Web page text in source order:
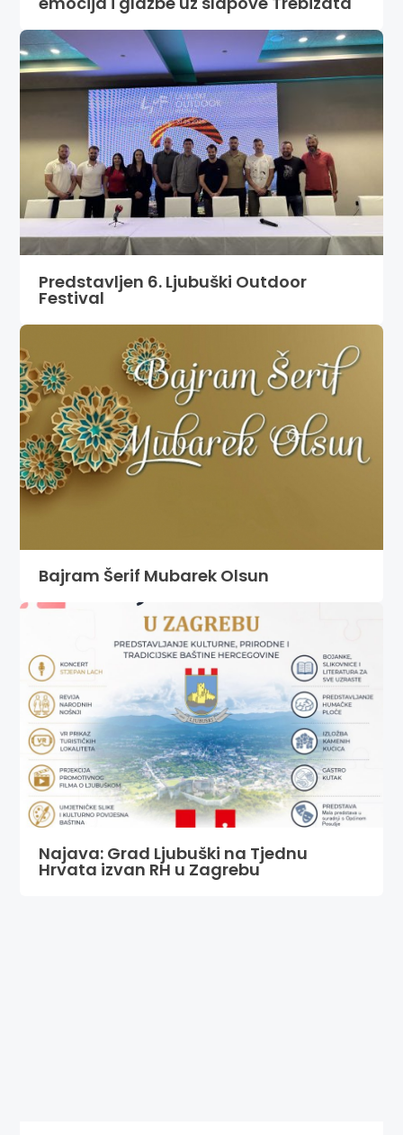
Predstavljen 6. Ljubuški Outdoor
Festival
Bajram Šerif Mubarek Olsun
Najava: Grad Ljubuški na Tjednu
Hrvata izvan RH u Zagrebu